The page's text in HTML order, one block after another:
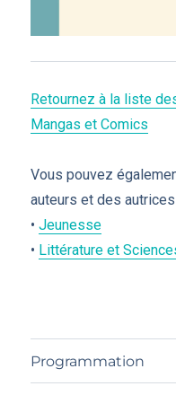
Retournez à la liste
Mangas et Comics
Vous pouvez
auteurs et des autrices
•Jeunesse
• Littérature et
Programmation